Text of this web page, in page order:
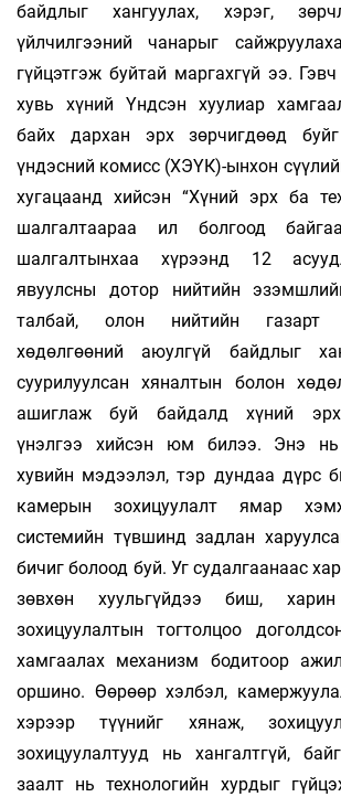
байдлыг хангуулах, хэрэг,
үйлчилгээний чанарыг
гүйцэтгэж буйтай маргахгүй ээ.
хувь хүний Үндсэн хуулиар
байх дархан эрх зөрчигдөөд
үндэсний комисс (ХЭҮК)-ынхон
хугацаанд хийсэн “Хүний эрх ба
шалгалтаараа ил болгоод
шалгалтынхаа хүрээнд 12
явуулсны дотор нийтийн
талбай, олон нийтийн
хөдөлгөөний аюулгүй байдлыг
суурилуулсан хяналтын болон
ашиглаж буй байдалд хүний
үнэлгээ хийсэн юм билээ. Энэ
хувийн мэдээлэл, тэр дундаа дүрс
камерын зохицуулалт ямар
системийн түвшинд задлан
бичиг болоод буй. Уг судалгаанаас
зөвхөн хуульгүйдээ биш,
зохицуулалтын тогтолцоо
хамгаалах механизм бодитоор
оршино. Өөрөөр хэлбэл,
хэрээр түүнийг хянаж,
зохицуулалтууд нь хангалтгүй,
заалт нь технологийн хурдыг